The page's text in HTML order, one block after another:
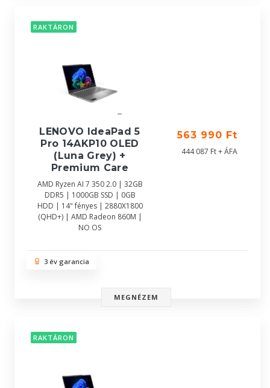
RAKTÁRON
LENOVO IdeaPad 5
Pro 14AKP10 OLED
(Luna Grey) +
Premium Care
AMD Ryzen AI 7 350 2.0 | 32GB
DDR5 | 1000GB SSD | 0GB
HDD | 14" fényes | 2880X1800
(QHD+) | AMD Radeon 860M |
NO OS
563 990 Ft
444 087 Ft + ÁFA
3 év garancia
MEGNÉZEM
RAKTÁRON